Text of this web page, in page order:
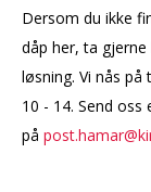
Dersom du ikke
dåp her, ta
løsning. Vi nås
10 - 14. Send
på